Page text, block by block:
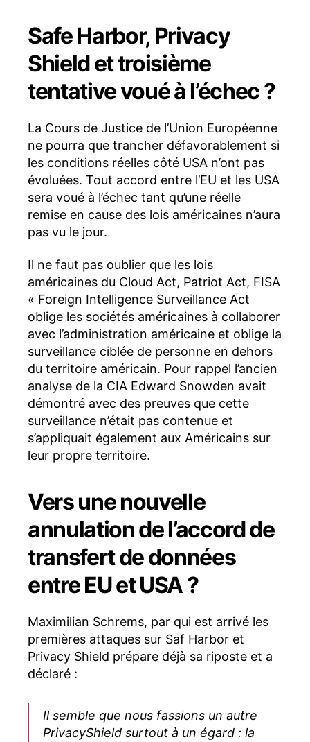
Safe Harbor, Privacy
Shield et troisième
tentative voué à l’échec ?
La Cours de Justice de l’Union Européenne
ne pourra que trancher défavorablement si
les conditions réelles côté USA n’ont pas
évoluées. Tout accord entre l’EU et les USA
sera voué à l’échec tant qu’une réelle
remise en cause des lois américaines n’aura
pas vu le jour.
Il ne faut pas oublier que les lois
américaines du Cloud Act, Patriot Act, FISA
« Foreign Intelligence Surveillance Act
oblige les sociétés américaines à collaborer
avec l’administration américaine et oblige la
surveillance ciblée de personne en dehors
du territoire américain. Pour rappel l’ancien
analyse de la CIA Edward Snowden avait
démontré avec des preuves que cette
surveillance n’était pas contenue et
s’appliquait également aux Américains sur
leur propre territoire.
Vers une nouvelle
annulation de l’accord de
transfert de données
entre EU et USA ?
Maximilian Schrems, par qui est arrivé les
premières attaques sur Saf Harbor et
Privacy Shield prépare déjà sa riposte et a
déclaré :
Il semble que nous fassions un autre
PrivacyShield surtout à un égard : la